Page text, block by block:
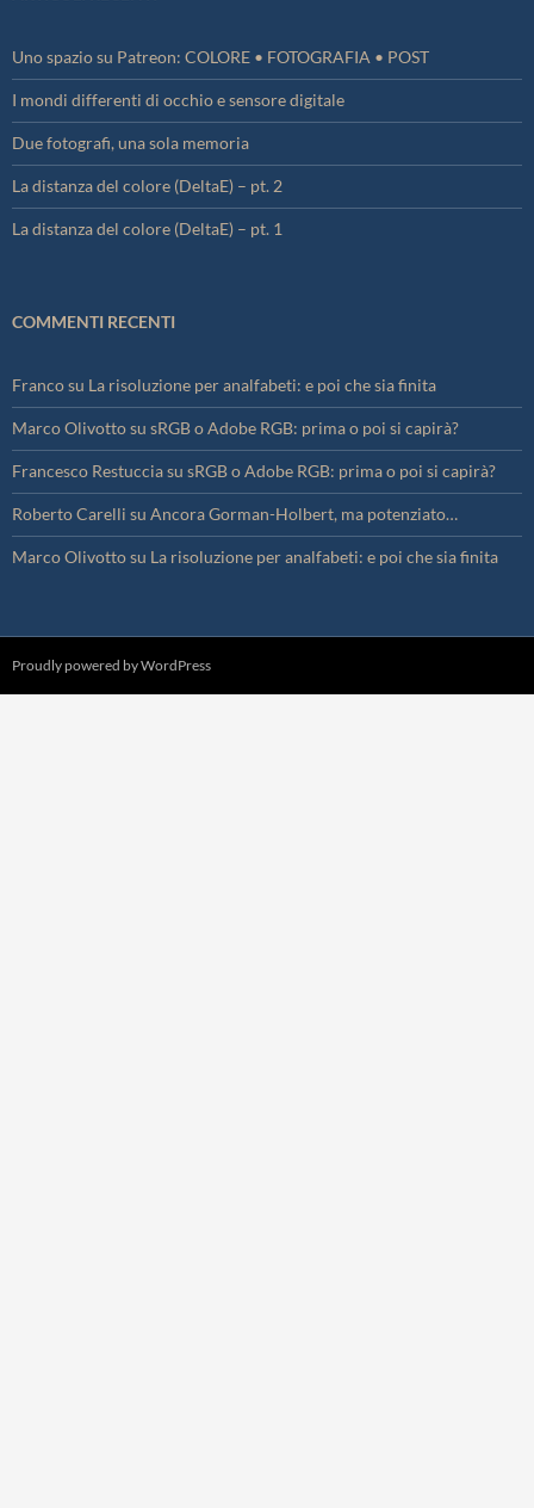
Uno spazio su Patreon: COLORE • FOTOGRAFIA • POST
I mondi differenti di occhio e sensore digitale
Due fotografi, una sola memoria
La distanza del colore (DeltaE) – pt. 2
La distanza del colore (DeltaE) – pt. 1
COMMENTI RECENTI
Francosu La risoluzione per analfabeti: e poi che sia finita
Marco Olivottosu sRGB o Adobe RGB: prima o poi si capirà?
Francesco Restucciasu sRGB o Adobe RGB: prima o poi si capirà?
Roberto Carelli su Ancora Gorman-Holbert, ma potenziato…
Marco Olivottosu La risoluzione per analfabeti: e poi che sia finita
Proudly powered by WordPress